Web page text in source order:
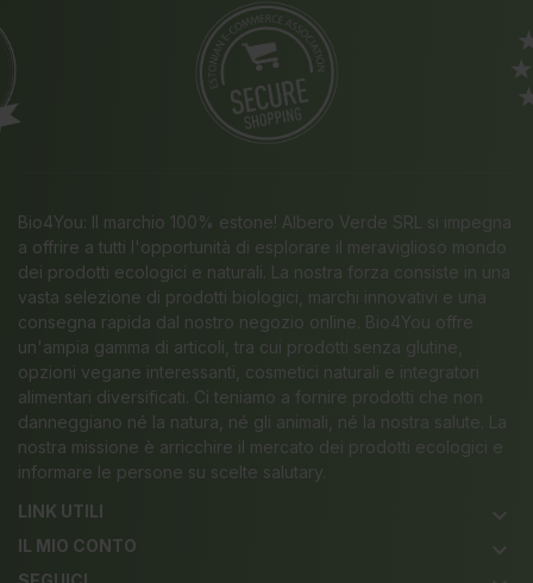
Bio4You: Il marchio 100% estone! Albero Verde SRL si impegna
a offrire a tutti l'opportunità di esplorare il meraviglioso mondo
dei prodotti ecologici e naturali. La nostra forza consiste in una
vasta selezione di prodotti biologici, marchi innovativi e una
consegna rapida dal nostro negozio online. Bio4You offre
un'ampia gamma di articoli, tra cui prodotti senza glutine,
opzioni vegane interessanti, cosmetici naturali e integratori
alimentari diversificati. Ci teniamo a fornire prodotti che non
danneggiano né la natura, né gli animali, né la nostra salute. La
nostra missione è arricchire il mercato dei prodotti ecologici e
informare le persone su scelte salutary.
LINK UTILI
keyboard_arrow_down
IL MIO CONTO keyboard_arrow_down